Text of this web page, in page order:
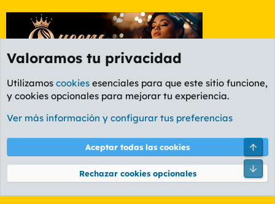
Etiquetas
Cookies
PL OLDSTYLE AMARILLO
Términos y reglas Política de privacidad Ayuda
Community platform by XenForo® © 2010-2026 XenForo Ltd.
Valoramos tu privacidad
Utilizamos cookies esenciales para que este sitio funcione,
y cookies opcionales para mejorar tu experiencia.
Ver más información y configurar tus preferencias
Aceptar todas las cookies
Rechazar cookies opcionales
Pie